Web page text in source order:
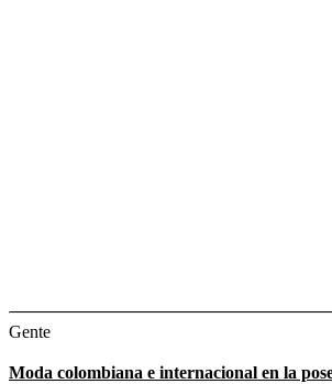
Gente
Moda colombiana e internacional en la